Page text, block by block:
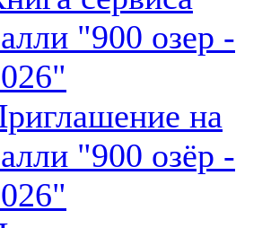
"900 озер -
на
"900 озёр -